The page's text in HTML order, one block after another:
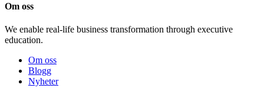
Om oss
We enable real-life business transformation through executive
education.
Om oss
Blogg
Nyheter